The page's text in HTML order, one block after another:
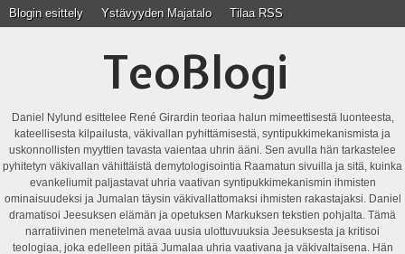
Blogin esittely Ystävyyden Majatalo Tilaa RSS
TeoBlogi
Daniel Nylund esittelee René Girardin teoriaa halun mimeettisestä luonteesta,
kateellisesta kilpailusta, väkivallan pyhittämisestä, syntipukkimekanismista ja
uskonnollisten myyttien tavasta vaientaa uhrin ääni. Sen avulla hän tarkastelee
pyhitetyn väkivallan vähittäistä demytologisointia Raamatun sivuilla ja sitä, kuinka
evankeliumit paljastavat uhria vaativan syntipukkimekanismin ihmisten
ominaisuudeksi ja Jumalan täysin väkivallattomaksi ihmisten rakastajaksi. Daniel
dramatisoi Jeesuksen elämän ja opetuksen Markuksen tekstien pohjalta. Tämä
narratiivinen menetelmä avaa uusia ulottuvuuksia Jeesuksesta ja kritisoi
teologiaa, joka edelleen pitää Jumalaa uhria vaativana ja väkivaltaisena. Hän